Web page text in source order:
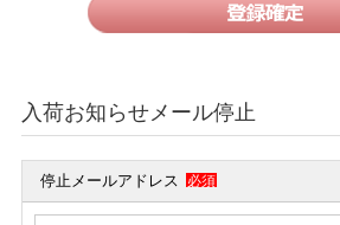
入荷お知らせメール停止
停止メールアドレス 必須